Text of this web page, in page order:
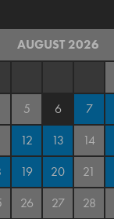
AUGUST 2026
5 6 7
12 13 14
19 20 21
26 27 28